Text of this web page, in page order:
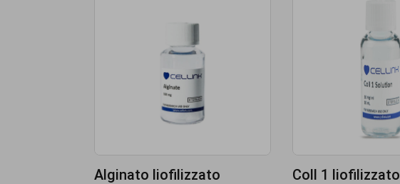
Alginato liofilizzato Coll 1 liofilizzato